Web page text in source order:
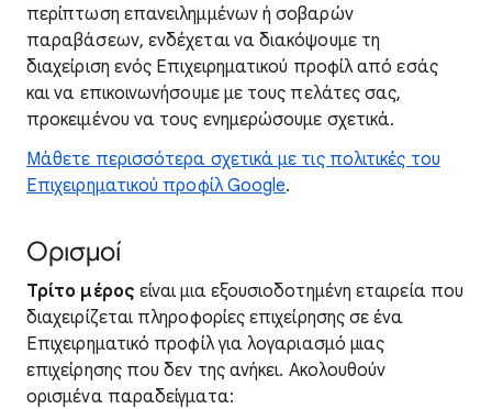
περίπτωση επανειλημμένων ή σοβαρών
παραβάσεων, ενδέχεται να διακόψουμε τη
διαχείριση ενός Επιχειρηματικού προφίλ από εσάς
και να επικοινωνήσουμε με τους πελάτες σας,
προκειμένου να τους ενημερώσουμε σχετικά.
Μάθετε περισσότερα σχετικά με τις πολιτικές του
Επιχειρηματικού προφίλ Google.
Ορισμοί
Τρίτο μέρος είναι μια εξουσιοδοτημένη εταιρεία που
διαχειρίζεται πληροφορίες επιχείρησης σε ένα
Επιχειρηματικό προφίλ για λογαριασμό μιας
επιχείρησης που δεν της ανήκει. Ακολουθούν
ορισμένα παραδείγματα: